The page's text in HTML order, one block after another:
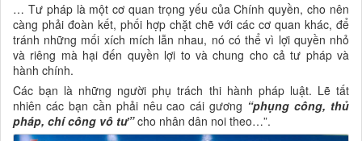
… Tư pháp là một cơ quan trọng yếu của Chính quyền, cho nên
càng phải đoàn kết, phối hợp chặt chẽ với các cơ quan khác, để
tránh những mối xích mích lẫn nhau, nó có thể vì lợi quyền nhỏ
và riêng mà hại đến quyền lợi to và chung cho cả tư pháp và
hành chính.
Các bạn là những người phụ trách thi hành pháp luật. Lẽ tất
nhiên các bạn cần phải nêu cao cái gương “phụng công, thủ
pháp, chí công vô tư”cho nhân dân noi theo…”.